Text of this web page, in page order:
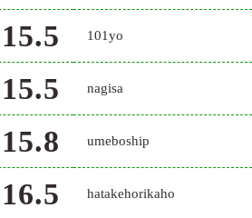
15.5 101yo
15.5 nagisa
15.8 umeboship
16.5 hatakehorikaho